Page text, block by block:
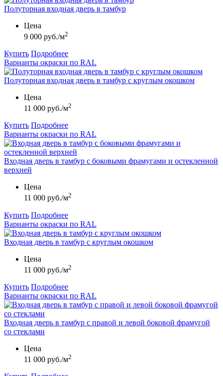
Полуторная входная дверь в тамбур
Цена
9 000 руб./м2
Купить Подробнее
Варианты окраски по RAL
Полуторная входная дверь в тамбур с круглым окошком
Цена
11 000 руб./м2
Купить Подробнее
Варианты окраски по RAL
Входная дверь в тамбур с боковыми фрамугами и остекленной
верхней
Цена
11 000 руб./м2
Купить Подробнее
Варианты окраски по RAL
Входная дверь в тамбур с круглым окошком
Цена
11 000 руб./м2
Купить Подробнее
Варианты окраски по RAL
Входная дверь в тамбур с правой и левой боковой фрамугой
со стеклами
Цена
11 000 руб./м2